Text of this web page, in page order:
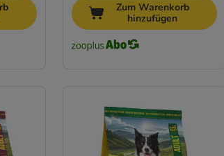
Zum Warenkorb
hinzufügen